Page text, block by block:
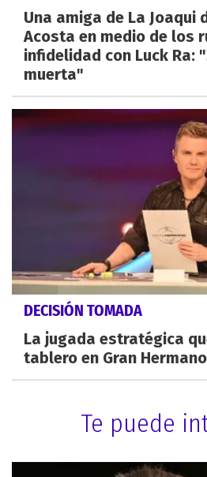
Una amiga de La Joaqui
Acosta en medio de los
infidelidad con Luck Ra:
muerta"
DECISIÓN TOMADA
La jugada estratégica
tablero en Gran Hermano
Te puede